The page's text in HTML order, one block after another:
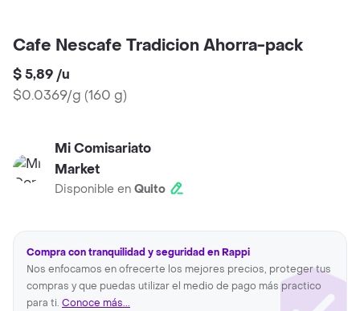
Cafe Nescafe Tradicion Ahorra-pack
$ 5,89 /u
$0.0369/g (160 g)
Mi Comisariato
Market
Disponible en Quito
Compra con tranquilidad y seguridad en Rappi
Nos enfocamos en ofrecerte los mejores precios, proteger tus
compras y que puedas utilizar el medio de pago más practico
para ti. Conoce más...